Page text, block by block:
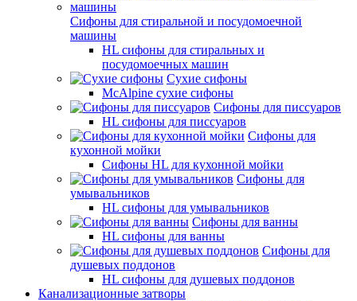
Сифоны для стиральной и посудомоечной
машины
HL сифоны для стиральных и
посудомоечных машин
Сухие сифоны
McAlpine сухие сифоны
Сифоны для писсуаров
HL сифоны для писсуаров
Сифоны для
кухонной мойки
Сифоны HL для кухонной мойки
Сифоны для
умывальников
HL сифоны для умывальников
Сифоны для ванны
HL сифоны для ванны
Сифоны для
душевых поддонов
HL сифоны для душевых поддонов
Канализационные затворы